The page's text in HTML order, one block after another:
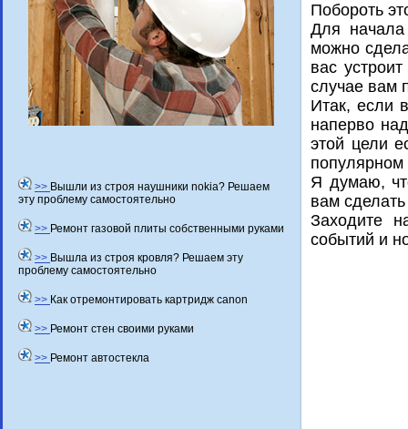
>> Вышли из строя наушники nokia? Решаем
эту проблему самостоятельно
>> Ремонт газовой плиты собственными руками
>> Вышла из строя кровля? Решаем эту
проблему самостоятельно
>> Как отремонтировать картридж canon
>> Ремонт стен своими руками
>> Ремонт автостекла
Побороть
Для
можно
вас
случае вам
Итак, если
наперво
этой цели
Я думаю,
вам
Захοдите
событий и